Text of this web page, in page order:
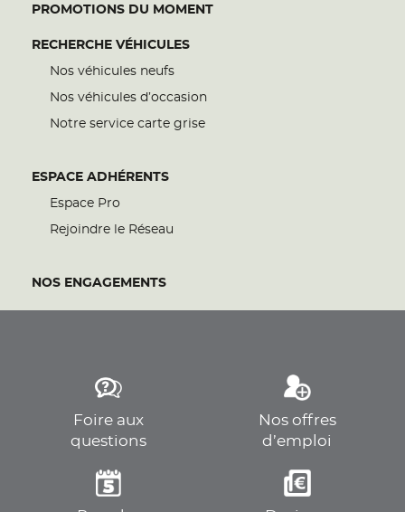
PROMOTIONS DU MOMENT
RECHERCHE VÉHICULES
Nos véhicules neufs
Nos véhicules d’occasion
Notre service carte grise
ESPACE ADHÉRENTS
Espace Pro
Rejoindre le Réseau
NOS ENGAGEMENTS
Foire aux
questions
Nos offres
d’emploi